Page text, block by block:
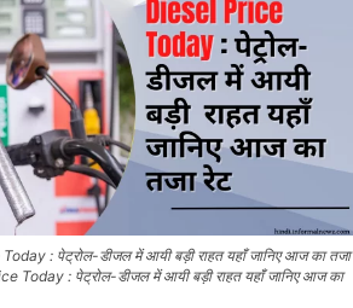
: पेट्रोल-डीजल में आयी बड़ी राहत यहाँ जानिए आज का तजा
Today : पेट्रोल-डीजल में आयी बड़ी राहत यहाँ जानिए आज का